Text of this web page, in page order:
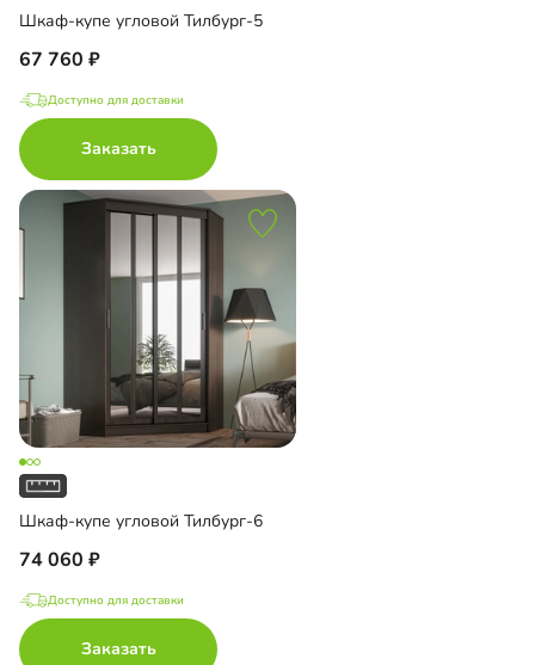
Шкаф-купе угловой Тилбург-5
67 760
Доступно для доставки
Заказать
Шкаф-купе угловой Тилбург-6
74 060
Доступно для доставки
Заказать